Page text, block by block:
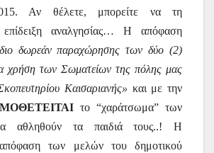
Αν θέλετε, μπορείτε να τη
επίδειξη αναλγησίας… Η απόφαση
δωρεάν παραχώρησης των δύο (2)
χρήση των Σωματείων της πόλης μας
Καισαριανής» και με την
το “χαράτσωμα” των
αθληθούν τα παιδιά τους..! Η
των μελών του δημοτικού